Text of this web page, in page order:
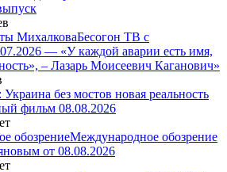
Бесогон ТВ с
— «У каждой аварии есть имя,
– Лазарь Моисеевич Каганович»
Украина без мостов новая реальность
фильм 08.08.2026
Международное обозрение
от 08.08.2026